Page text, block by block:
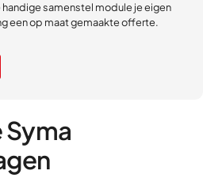
handige samenstel module je eigen
een op maat gemaakte offerte.
Syma